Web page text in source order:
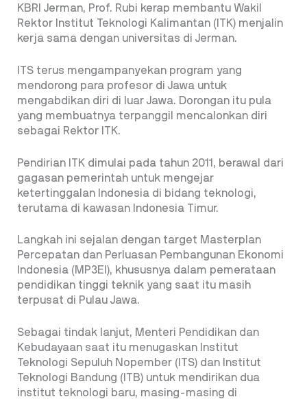
KBRI Jerman, Prof. Rubi kerap membantu Wakil
Rektor Institut Teknologi Kalimantan (ITK) menjalin
kerja sama dengan universitas di Jerman.
ITS terus mengampanyekan program yang
mendorong para profesor di Jawa untuk
mengabdikan diri di luar Jawa. Dorongan itu pula
yang membuatnya terpanggil mencalonkan diri
sebagai Rektor ITK.
Pendirian ITK dimulai pada tahun 2011, berawal dari
gagasan pemerintah untuk mengejar
ketertinggalan Indonesia di bidang teknologi,
terutama di kawasan Indonesia Timur.
Langkah ini sejalan dengan target Masterplan
Percepatan dan Perluasan Pembangunan Ekonomi
Indonesia (MP3EI), khususnya dalam pemerataan
pendidikan tinggi teknik yang saat itu masih
terpusat di Pulau Jawa.
Sebagai tindak lanjut, Menteri Pendidikan dan
Kebudayaan saat itu menugaskan Institut
Teknologi Sepuluh Nopember (ITS) dan Institut
Teknologi Bandung (ITB) untuk mendirikan dua
institut teknologi baru, masing-masing di